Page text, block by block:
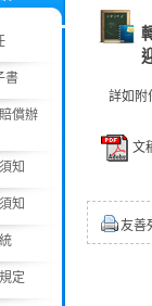
書
償辦
知
知
定
詳如附
文
友善